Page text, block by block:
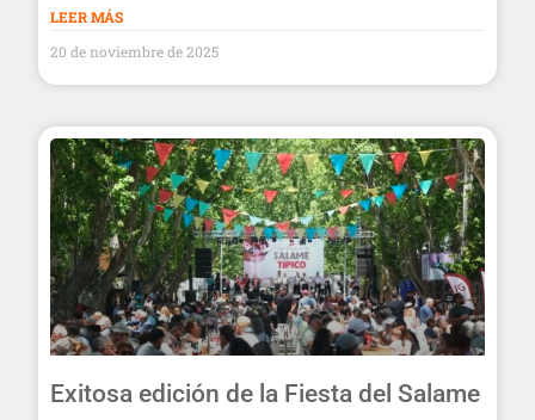
LEER MÁS
20 de noviembre de 2025
Exitosa edición de la Fiesta del Salame